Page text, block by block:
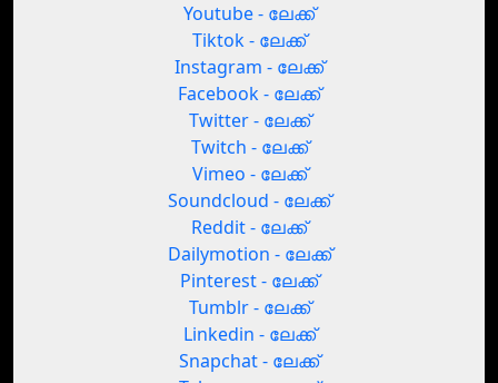
Youtube - ലേക്ക്
Tiktok - ലേക്ക്
Instagram - ലേക്ക്
Facebook - ലേക്ക്
Twitter - ലേക്ക്
Twitch - ലേക്ക്
Vimeo - ലേക്ക്
Soundcloud - ലേക്ക്
Reddit - ലേക്ക്
Dailymotion - ലേക്ക്
Pinterest - ലേക്ക്
Tumblr - ലേക്ക്
Linkedin - ലേക്ക്
Snapchat - ലേക്ക്